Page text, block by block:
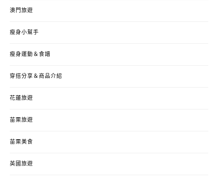
澳門旅遊
瘦身小幫手
瘦身運動＆食譜
穿搭分享＆商品介紹
花蓮旅遊
苗栗旅遊
苗栗美食
英國旅遊